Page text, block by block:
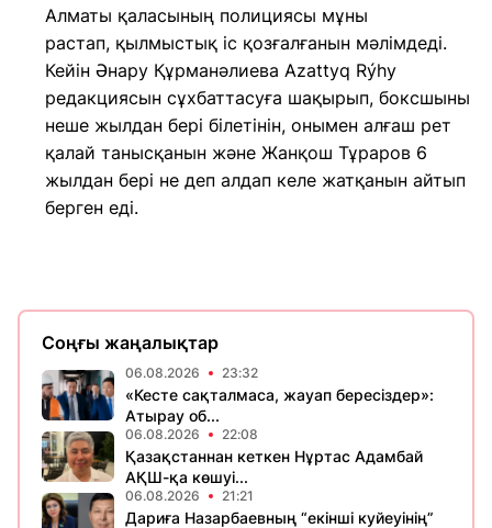
Алматы қаласының полициясы мұны
растап, қылмыстық іс қозғалғанын мәлімдеді.
Кейін Әнару Құрманәлиева Azattyq Rýhy
редакциясын сұхбаттасуға шақырып, боксшыны
неше жылдан бері білетінін, онымен алғаш рет
қалай танысқанын және Жанқош Тұраров 6
жылдан бері не деп алдап келе жатқанын айтып
берген еді.
Соңғы жаңалықтар
06.08.2026 23:32
«Кесте сақталмаса, жауап бересіздер»:
Атырау об...
06.08.2026 22:08
Қазақстаннан кеткен Нұртас Адамбай
АҚШ-қа көшуі...
06.08.2026 21:21
Дариға Назарбаевның “екінші куйеуінің”